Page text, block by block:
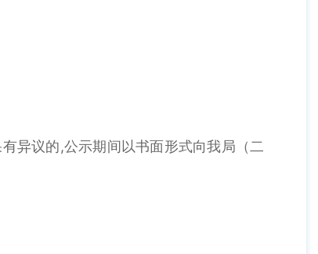
异议的,公示期间以书面形式向我局（二